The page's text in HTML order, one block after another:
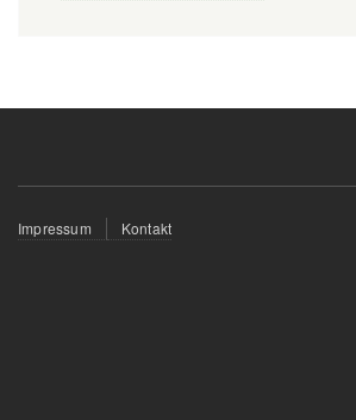
Fußzeilenmenü
Impressum Kontakt